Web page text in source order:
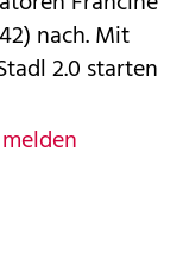
nach. Mit
2.0 starten